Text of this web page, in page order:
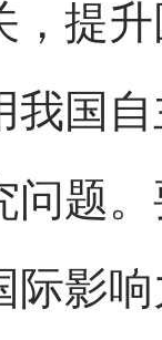
，提
我国
问题
际影